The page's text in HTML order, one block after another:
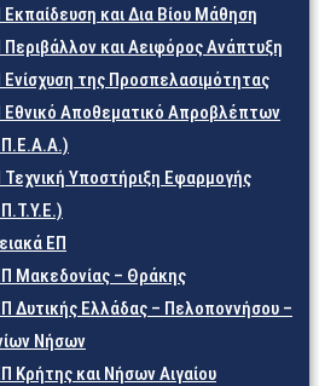
Εκπαίδευση και Δια Βίου Μάθηση
Περιβάλλον και Αειφόρος Ανάπτυξη
Ενίσχυση της Προσπελασιμότητας
Εθνικό Αποθεματικό Απροβλέπτων
Τεχνική Υποστήριξη Εφαρμογής
ΕΠ
Μακεδονίας – Θράκης
Δυτικής Ελλάδας – Πελοποννήσου –
Νήσων
Κρήτης και Νήσων Αιγαίου